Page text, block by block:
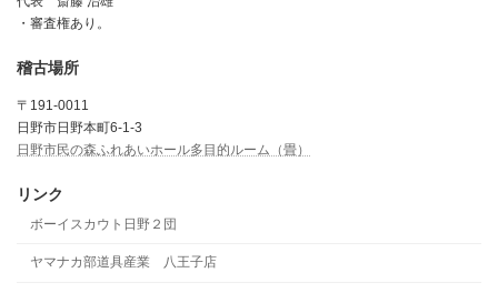
・審査権あり。
稽古場所
〒191-0011
日野市日野本町6-1-3
日野市民の森ふれあいホール多目的ルーム（畳）
リンク
ボーイスカウト日野２団
ヤマナカ部道具産業 八王子店